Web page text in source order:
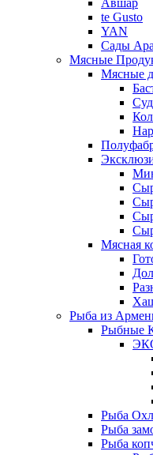
Авшар
te Gusto
YAN
Сады
Мясные
Мясные
Мясная
Рыба из
Рыбные
Рыба
Рыба
Рыба